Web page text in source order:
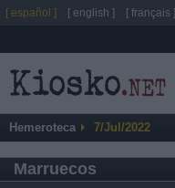
Hemeroteca 7/Jul/2022
Marruecos
[ español ] [ english ] [ français ]